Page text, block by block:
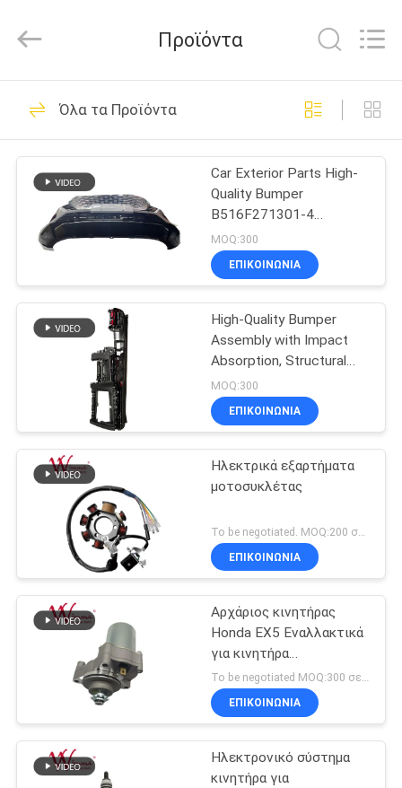
ΣΠΊΤΙ
ΠΡΟΪΌΝΤΑ
ΒΊΝΤΕΟ
ΜΕ
ΕΜΆΣ
ΕΠΙΣΚΕΨΉ
ΕΡΓΟΣΤΑΣΊΟΥ
ΈΛΕΓΧΟΣ
ΠΟΙΌΤΗΤΑΣ
ΕΙΔΉΣΕΙΣ
ΖΗΤΉΣΤΕ
ΠΡΟΣΦΟΡΆ
ΧΆΡΤΗΣ
ΙΣΤΌΤΟΠΟΥ
Parts
Rights
Ανταλλακτικά
μηχανών
μοτοσικλετών
388
ηλεκτρικά μέρη
μοτοσικλετών
199
μέρη μετάδοσης
μοτοσικλετών
Αυτόματη μηχανή
καλωδίων
11
Προϊόντα
Όλα τα Προϊόντα
Car Exterior Parts High-
Quality Bumper
B516F271301-4
CHANAN OSHAN​ Z6
Starry White
MOQ:300
ΕΠΙΚΟΙΝΩΝΙΑ
High-Quality Bumper
Assembly with Impact
Absorption, Structural
Composition, and
Component Protection
for Vehicles
5306100-DC15
MOQ:300
ΕΠΙΚΟΙΝΩΝΙΑ
Ηλεκτρικά εξαρτήματα
μοτοσυκλέτας
ΕΠΙΚΟΙΝΩΝΙΑ
Αρχάριος κινητήρας
Honda EX5 Εναλλακτικά
για κινητήρα
μοτοσυκλέτας φθηνό
χονδρικό με υψηλές
επιδόσεις
To be negotiated MOQ:300 σετ για παραγγελία μονοπατιού για δοκιμή ποιότητας
ΕΠΙΚΟΙΝΩΝΙΑ
Ηλεκτρονικό σύστημα
κινητήρα για